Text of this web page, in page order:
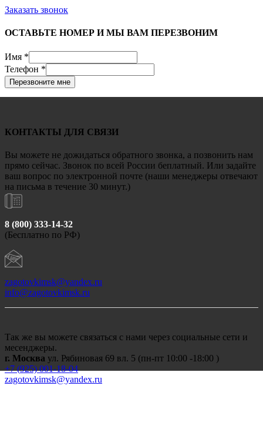
Заказать звонок
ОСТАВЬТЕ НОМЕР И МЫ ВАМ ПЕРЕЗВОНИМ
Имя *
Телефон *
Перезвоните мне
КОНТАКТЫ ДЛЯ СВЯЗИ
Вы можете не дожидаться обратного звонка, а позвонить нам
прямо сейчас. Звонок по всей России беплатный. Или задайте
ваш вопрос по электронной почте (наши менеджеры отвечают
на письма в течение 30 минут.)
8 (800) 333-14-32
(Бесплатно по РФ)
zagotovkimsk@yandex.ru
info@zagotovkimsk.ru
Так же вы можете связаться с нами через социальные сети и
месенджеры.
г. Москва ул. Рябиновая 69 вл. 5 (пн-пт 10:00 -18:00 )
+7 (925) 001-18-04
zagotovkimsk@yandex.ru